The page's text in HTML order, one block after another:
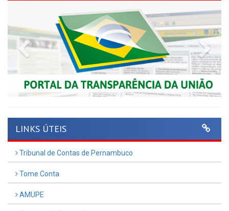
Previous
LINKS ÚTEIS
Tribunal de Contas de Pernambuco
Tome Conta
AMUPE